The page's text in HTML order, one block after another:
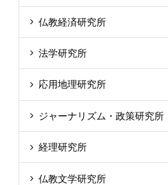
仏教経済研究所
法学研究所
応用地理研究所
ジャーナリズム・政策研究所
経理研究所
仏教文学研究所